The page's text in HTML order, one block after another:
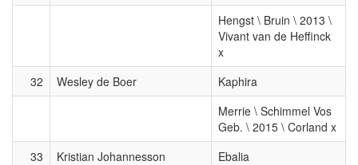
Hengst \ Bruin \ 2013 \
Vivant van de Heffinck
x
32
Wesley de Boer
Kaphira
Merrie \ Schimmel Vos
Geb. \ 2015 \ Corland x
33
Kristian Johannesson
Ebalia